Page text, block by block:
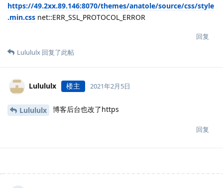
https://49.2xx.89.146:8070/themes/anatole/source/css/style
.min.css net::ERR_SSL_PROTOCOL_ERROR
回复
Lulululx 回复了此帖
Lulululx 楼主 2021年2月5日
Lulululx 博客后台也改了https
回复